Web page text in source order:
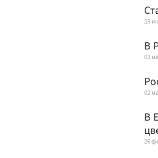
23
В
03
02
В
26